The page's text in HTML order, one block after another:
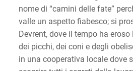
nome di “camini delle fate”
valle un aspetto fiabesco; si
Devrent, dove il tempo ha
dei picchi, dei coni e degli
in una cooperativa locale dove